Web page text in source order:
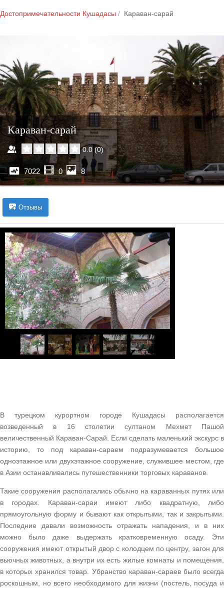
Достопримечательности Кушадасы Караван-сарай
Караван-сарай
0.0 (0)
7022 0 8
Отзывы
1/7
В турецком курортном городе Кушадасы располагается
возведенный в 16 столетии султаном Мехмет Пашой
величественный Караван-Сарай. Если сделать маленький экскурс в
историю, то под караван-сараем подразумевается большое
одноэтажное или двухэтажное сооружение, служившее местом, где
в Азии останавливались путешественники торговых караванов.
Такие сооружения располагались обычно на караванных путях или
в городах. Караван-сараи имеют либо квадратную, либо
прямоугольную форму и бывают как открытыми, так и закрытыми.
Последние давали возможность отражать нападения, и в них
можно было даже выдержать кратковременную осаду. Эти
сооружения имеют открытый двор с колодцем по центру, загон для
вьючных животных, а внутри их есть жилые комнаты и помещения,
в которых хранился товар. Убранство караван-сараев было всегда
роскошным, но всего необходимого для жизни (постель, посуда и